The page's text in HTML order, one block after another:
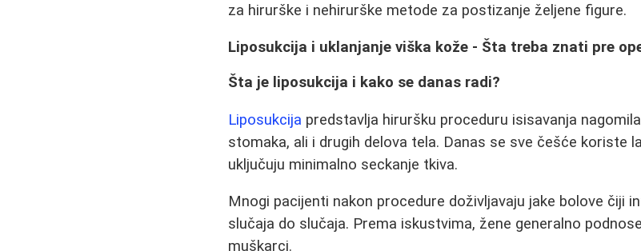
za hirurške i nehirurške metode za postizanje željene figure.
Liposukcija i uklanjanje viška kože - Šta treba znati pre
Šta je liposukcija i kako se danas radi?
Liposukcija predstavlja hiruršku proceduru isisavanja
stomaka, ali i drugih delova tela. Danas se sve češće koriste
uključuju minimalno seckanje tkiva.
Mnogi pacijenti nakon procedure doživljavaju jake bolove čiji
slučaja do slučaja. Prema iskustvima, žene generalno
muškarci.